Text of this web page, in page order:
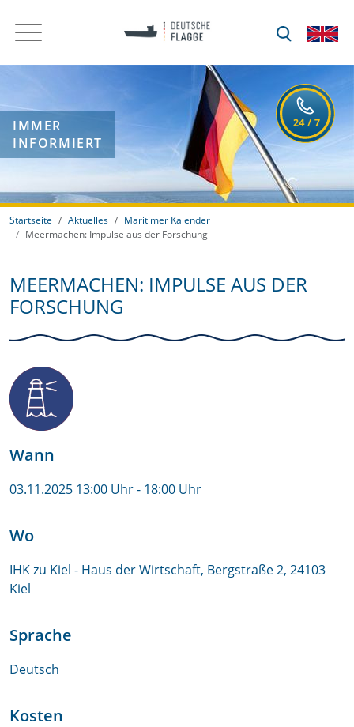
IMMER
INFORMIERT
Startseite Aktuelles
Maritimer Kalender
Meermachen: Impulse aus der Forschung
MEERMACHEN: IMPULSE AUS DER
FORSCHUNG
Wann
03.11.2025 13:00 Uhr- 18:00 Uhr
Wo
IHK zu Kiel - Haus der Wirtschaft, Bergstraße 2, 24103
Kiel
Sprache
Deutsch
Kosten